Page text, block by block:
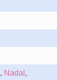
, Nadal ,